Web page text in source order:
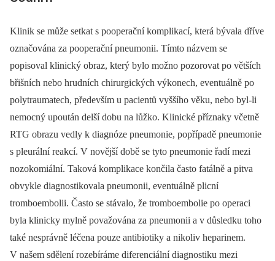
Klinik se může setkat s pooperační komplikací, která bývala dříve
označována za pooperační pneumonii. Tímto názvem se
popisoval klinický obraz, který bylo možno pozorovat po větších
břišních nebo hrudních chirurgických výkonech, eventuálně po
polytraumatech, především u pacientů vyššího věku, nebo byl-li
nemocný upoután delší dobu na lůžko. Klinické příznaky včetně
RTG obrazu vedly k diagnóze pneumonie, popřípadě pneumonie
s pleurální reakcí. V novější době se tyto pneumonie řadí mezi
nozokomiální. Taková komplikace končila často fatálně a pitva
obvykle diagnostikovala pneumonii, eventuálně plicní
tromboembolii. Často se stávalo, že tromboembolie po operaci
byla klinicky mylně považována za pneumonii a v důsledku toho
také nesprávně léčena pouze antibiotiky a nikoliv heparinem.
V našem sdělení rozebíráme diferenciální diagnostiku mezi